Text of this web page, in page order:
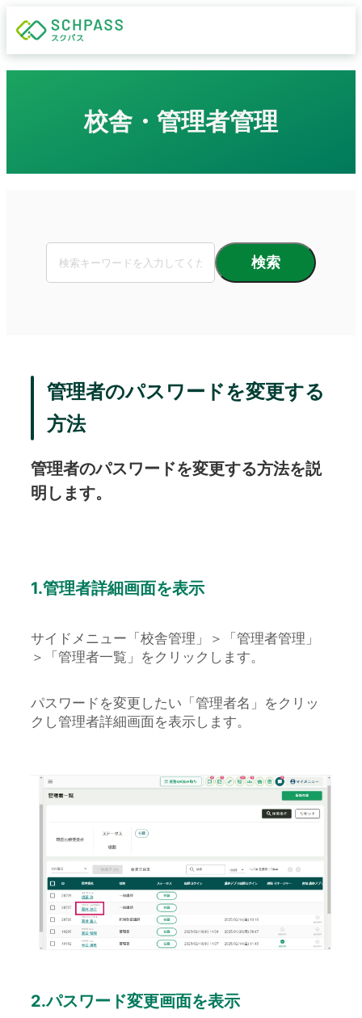
校舎・管理者管理
検索
管理者のパスワードを変更する
方法
管理者のパスワードを変更する方法を説
明します。
1.管理者詳細画面を表示
サイドメニュー「校舎管理」＞「管理者管理」
＞「管理者一覧」をクリックします。
パスワードを変更したい「管理者名」をクリッ
クし管理者詳細画面を表示します。
2.パスワード変更画面を表示